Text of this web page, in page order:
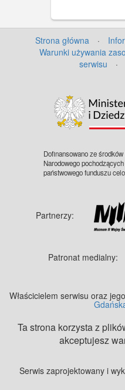
Strona główna ·
Warunki używania
serwisu
·
Dofinansowano ze
Narodowego
państwowego funduszu
Partnerzy:
Patronat medialny:
Właścicielem serwisu oraz
Ta strona korzysta z
akceptujesz
Serwis zaprojektowany i